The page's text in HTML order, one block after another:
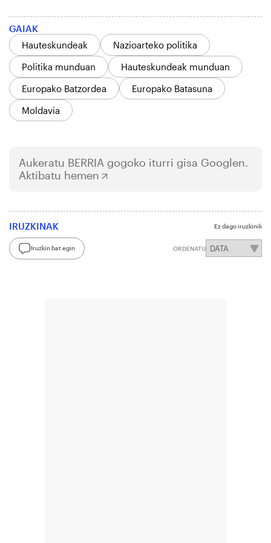
GAIAK
Hauteskundeak
Nazioarteko politika
Politika munduan
Hauteskundeak munduan
Europako Batzordea
Europako Batasuna
Moldavia
Aukeratu BERRIA gogoko iturri gisa Googlen.
Aktibatu hemen
IRUZKINAK Ez dago iruzkinik
Iruzkin bat egin ORDENATU